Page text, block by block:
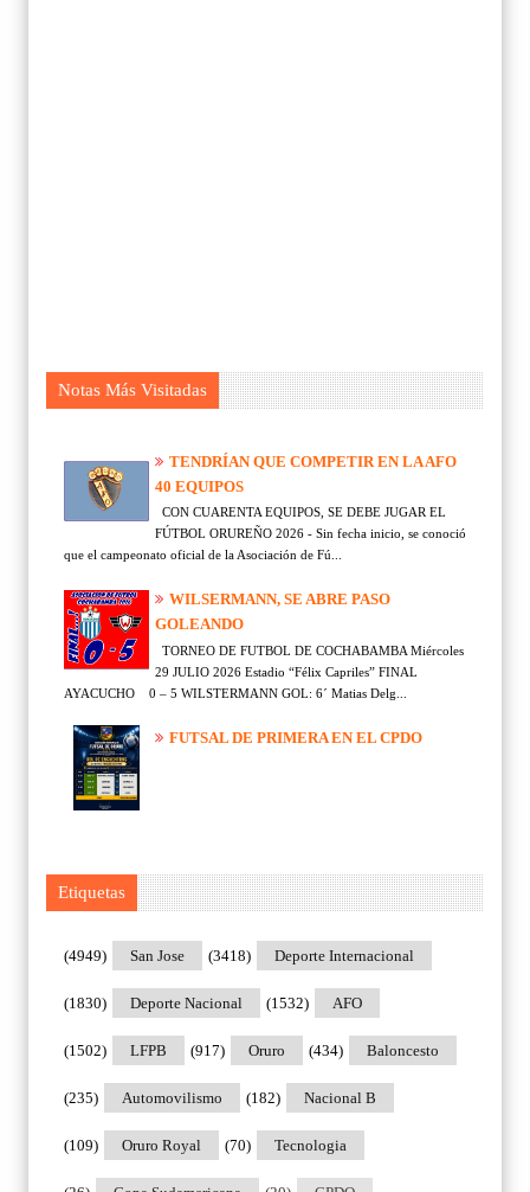
Notas Más Visitadas
TENDRÍAN QUE COMPETIR EN LA AFO
40 EQUIPOS
CON CUARENTA EQUIPOS, SE DEBE JUGAR EL
FÚTBOL ORUREÑO 2026 - Sin fecha inicio, se conoció
que el campeonato oficial de la Asociación de Fú...
WILSERMANN, SE ABRE PASO
GOLEANDO
TORNEO DE FUTBOL DE COCHABAMBA Miércoles
29 JULIO 2026 Estadio “Félix Capriles” FINAL
AYACUCHO 0 – 5 WILSTERMANN GOL: 6´ Matias Delg...
FUTSAL DE PRIMERA EN EL CPDO
Etiquetas
San Jose
(4949) Deporte Internacional
(3418)
Deporte Nacional
(1830) AFO
(1532)
LFPB
(1502) Oruro
(917) Baloncesto
(434)
Automovilismo
(235) Nacional B
(182)
Oruro Royal
(109) Tecnologia
(70)